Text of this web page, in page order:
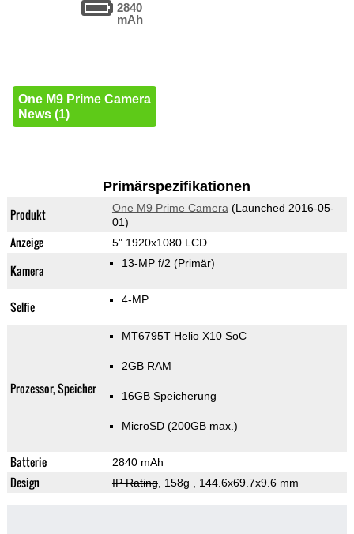
2840
mAh
One M9 Prime Camera
News (1)
Primärspezifikationen
Produkt One M9 Prime Camera (Launched 2016-05-
01)
Anzeige 5" 1920x1080 LCD
Kamera 13-MP f/2 (Primär)
Selfie 4-MP
Prozessor, Speicher
MT6795T Helio X10 SoC
2GB RAM
16GB Speicherung
MicroSD (200GB max.)
Batterie 2840 mAh
Design IP Rating, 158g , 144.6x69.7x9.6 mm